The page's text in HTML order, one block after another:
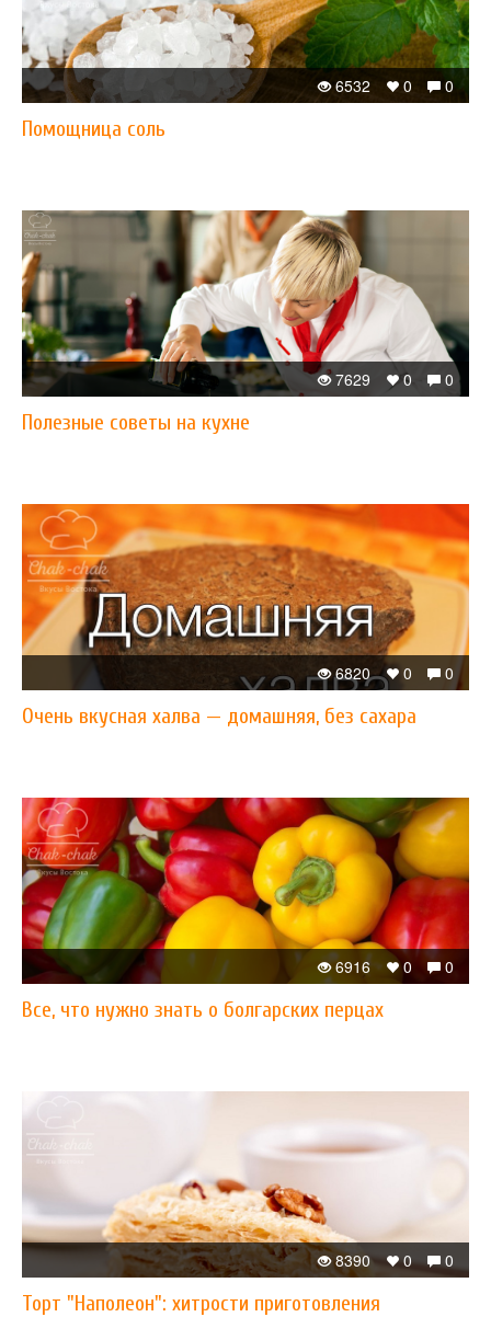
0
0
6532
Помощница соль
0
0
7629
Полезные советы на кухне
0
0
6820
Очень вкусная халва — домашняя, без сахара
0
0
6916
Все, что нужно знать о болгарских перцах
0
0
8390
Торт "Наполеон": хитрости приготовления